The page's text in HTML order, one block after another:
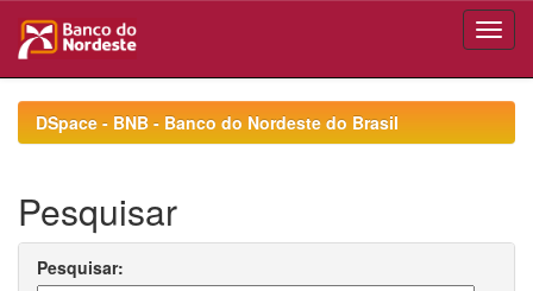
navigationDSpace - BNB - Banco do Nordeste do Brasil
Pesquisar
Pesquisar: